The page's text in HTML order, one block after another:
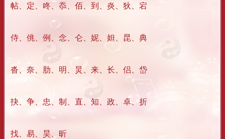
帖、定、咚、忝、佰、到、炎、狄、宕
侍、佻、例、念、仑、妮、妲、昆、典
沓、奈、肋、明、炅、来、长、侣、岱
抉、争、忠、制、直、知、政、卓、折
找、易、昊、昕